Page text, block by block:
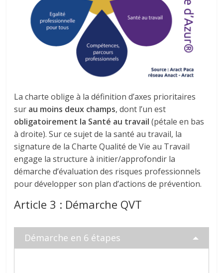
La charte oblige à la définition d’axes prioritaires
sur au moins deux champs, dont l’un est
obligatoirement la Santé au travail (pétale en bas
à droite). Sur ce sujet de la santé au travail, la
signature de la Charte Qualité de Vie au Travail
engage la structure à initier/approfondir la
démarche d’évaluation des risques professionnels
pour développer son plan d’actions de prévention.
Article 3 : Démarche QVT
Démarche en 6 étapes